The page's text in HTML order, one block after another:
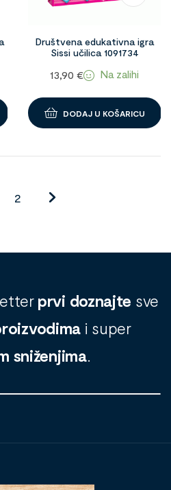
Društvena edukativna igra
Sissi učilica 1091734
13,90€ Na zalihi
DODAJ U KOŠARICU
2
prvi doznajte sve
i super
sniženjima.